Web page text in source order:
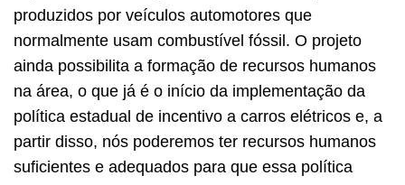
produzidos por veículos automotores que
normalmente usam combustível fóssil. O projeto
ainda possibilita a formação de recursos humanos
na área, o que já é o início da implementação da
política estadual de incentivo a carros elétricos e, a
partir disso, nós poderemos ter recursos humanos
suficientes e adequados para que essa política